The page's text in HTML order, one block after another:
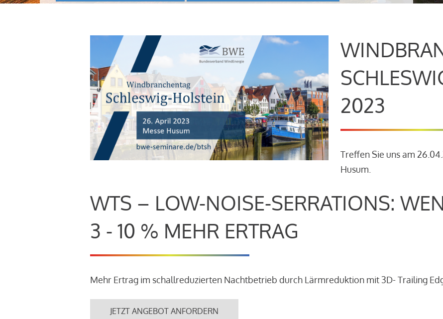
2023
Treffen Sie uns am
Husum.
WTS – LOW-NOISE-SERRATIONS:
3 - 10 % MEHR ERTRAG
Mehr Ertrag im schallreduzierten Nachtbetrieb durch Lärmreduktion mit 3D- Trailing
JETZT ANGEBOT ANFORDERN